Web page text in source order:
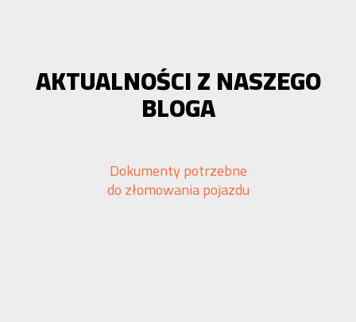
AKTUALNOŚCI Z NASZEGO
BLOGA
Dokumenty potrzebne
do złomowania pojazdu